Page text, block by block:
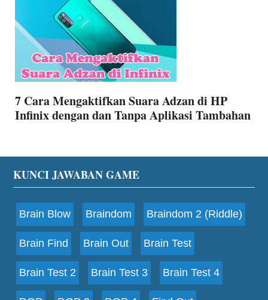
7 Cara Mengaktifkan Suara Adzan di HP
Infinix dengan dan Tanpa Aplikasi Tambahan
Footer
KUNCI JAWABAN GAME
Brain Blow Braindom Braindom 2 (Riddle)
Brain Find Brain Out Brain Test
Brain Test 2 Brain Test 3 Brain Test 4